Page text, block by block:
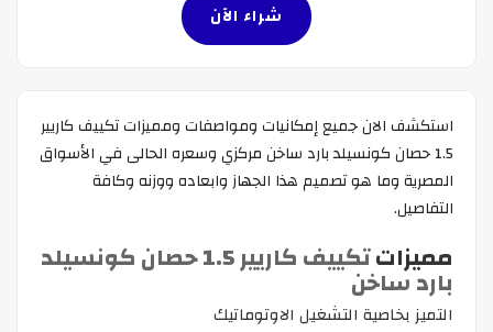
شراء الآن
استكشف الان جميع إمكانيات ومواصفات ومميزات تكييف كاريير
1.5 حصان كونسيلد بارد ساخن مركزي وسعره الحالى في الأسواق
المصرية وما هو تصميم هذا الجهاز وابعاده ووزنه وكافة
التفاصيل.
مميزات تكييف كاريير 1.5 حصان كونسيلد
بارد ساخن
التميز بخاصية التشغيل الاوتوماتيك